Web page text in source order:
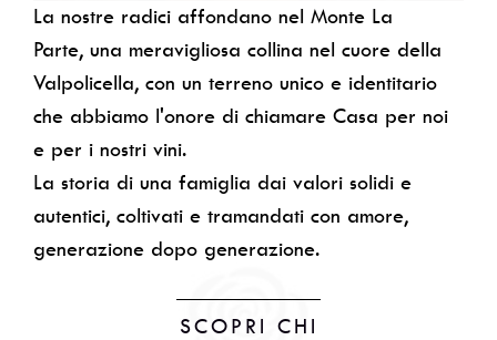
La nostre radici affondano nel Monte La
Parte, una meravigliosa collina nel cuore della
Valpolicella, con un terreno unico e identitario
che abbiamo l'onore di chiamare Casa per noi
e per i nostri vini.
La storia di una famiglia dai valori solidi e
autentici, coltivati e tramandati con amore,
generazione dopo generazione.
SCOPRI CHI